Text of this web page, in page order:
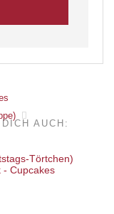
AUCH:
Törtchen)